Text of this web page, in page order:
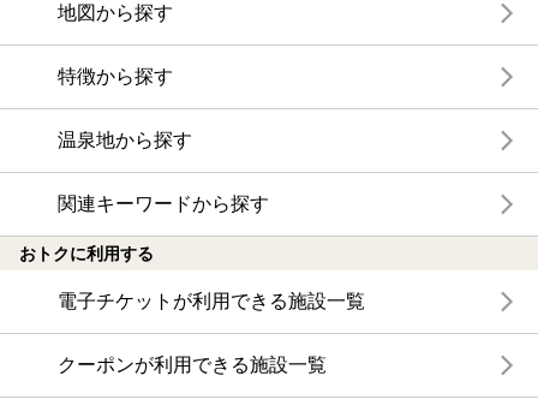
地図から探す
特徴から探す
温泉地から探す
関連キーワードから探す
おトクに利用する
電子チケットが利用できる施設一覧
クーポンが利用できる施設一覧